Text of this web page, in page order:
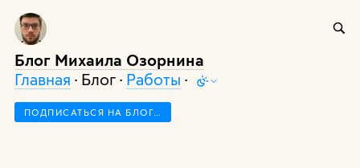
Блог Михаила Озорнина
Главная · Блог · Работы ·
ПОДПИСАТЬСЯ НА БЛОГ…